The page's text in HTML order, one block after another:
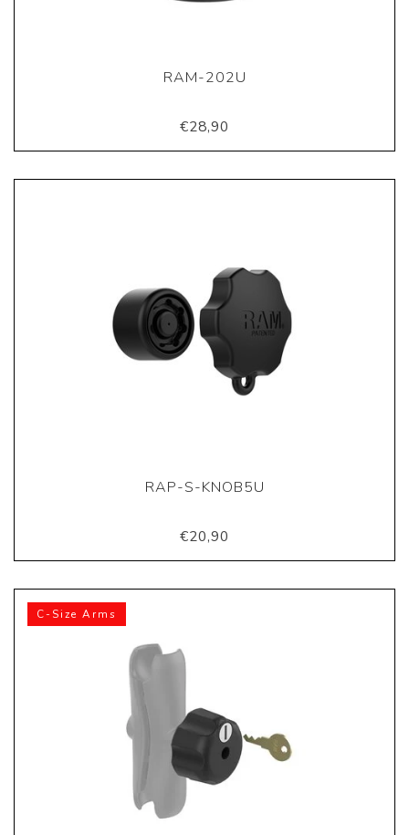
RAM-202U
€28,90
RAP-S-KNOB5U
€20,90
C-Size Arms